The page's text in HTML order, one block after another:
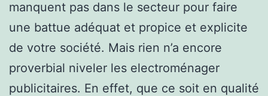
manquent pas dans le secteur pour faire
une battue adéquat et propice et explicite
de votre société. Mais rien n’a encore
proverbial niveler les electroménager
publicitaires. En effet, que ce soit en qualité